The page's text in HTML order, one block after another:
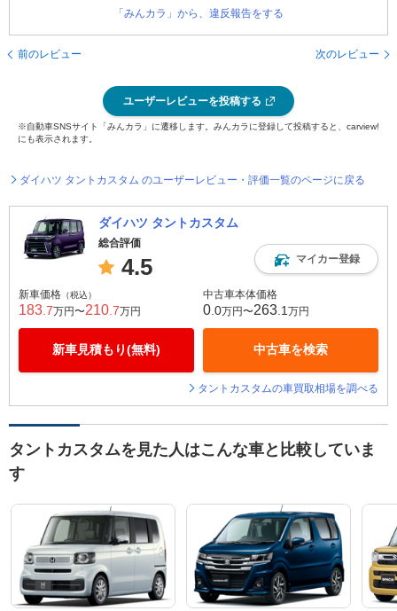
「みんカラ」から、違反報告をする
前のレビュー 次のレビュー
ユーザーレビューを投稿する
※自動車SNSサイト「みんカラ」に遷移します。みんカラに登録して投稿すると、carview!
にも表示されます。
ダイハツ タントカスタム のユーザーレビュー・評価一覧のページに戻る
ダイハツ タントカスタム
総合評価
4.5 マイカー登録
新車価格 （税込）
183 .7万円〜210 .7万円
新車見積もり(無料)
中古車本体価格
0 .0万円〜263 .1 万円
中古車を検索
タントカスタムの車買取相場を調べる
タントカスタムを見た人はこんな車と比較していま
す